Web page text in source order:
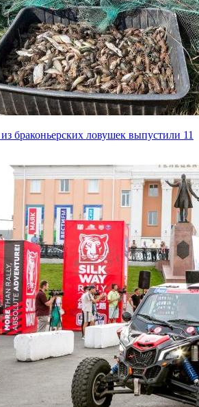
браконьерских ловушек выпустили 11